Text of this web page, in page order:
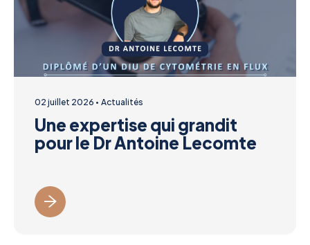
02 juillet 2026 Actualités
Une expertise qui grandit
pour le Dr Antoine Lecomte